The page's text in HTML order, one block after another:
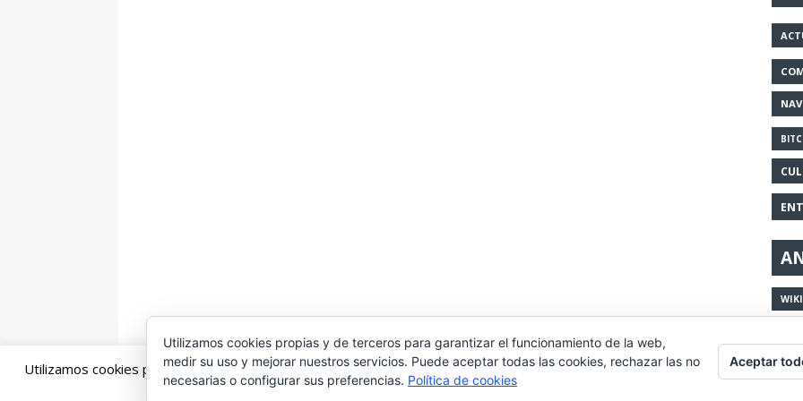
Utilizamos cookies propias y de terceros para mejorar la experiencia de navegación, y ofrecer contenidos y publicidad de
Utilizamos cookies propias y de terceros para garantizar el funcionamiento de la web,
medir su uso y mejorar nuestros servicios. Puede aceptar todas las cookies, rechazar las no
necesarias o configurar sus preferencias. Política de cookies
Aceptar